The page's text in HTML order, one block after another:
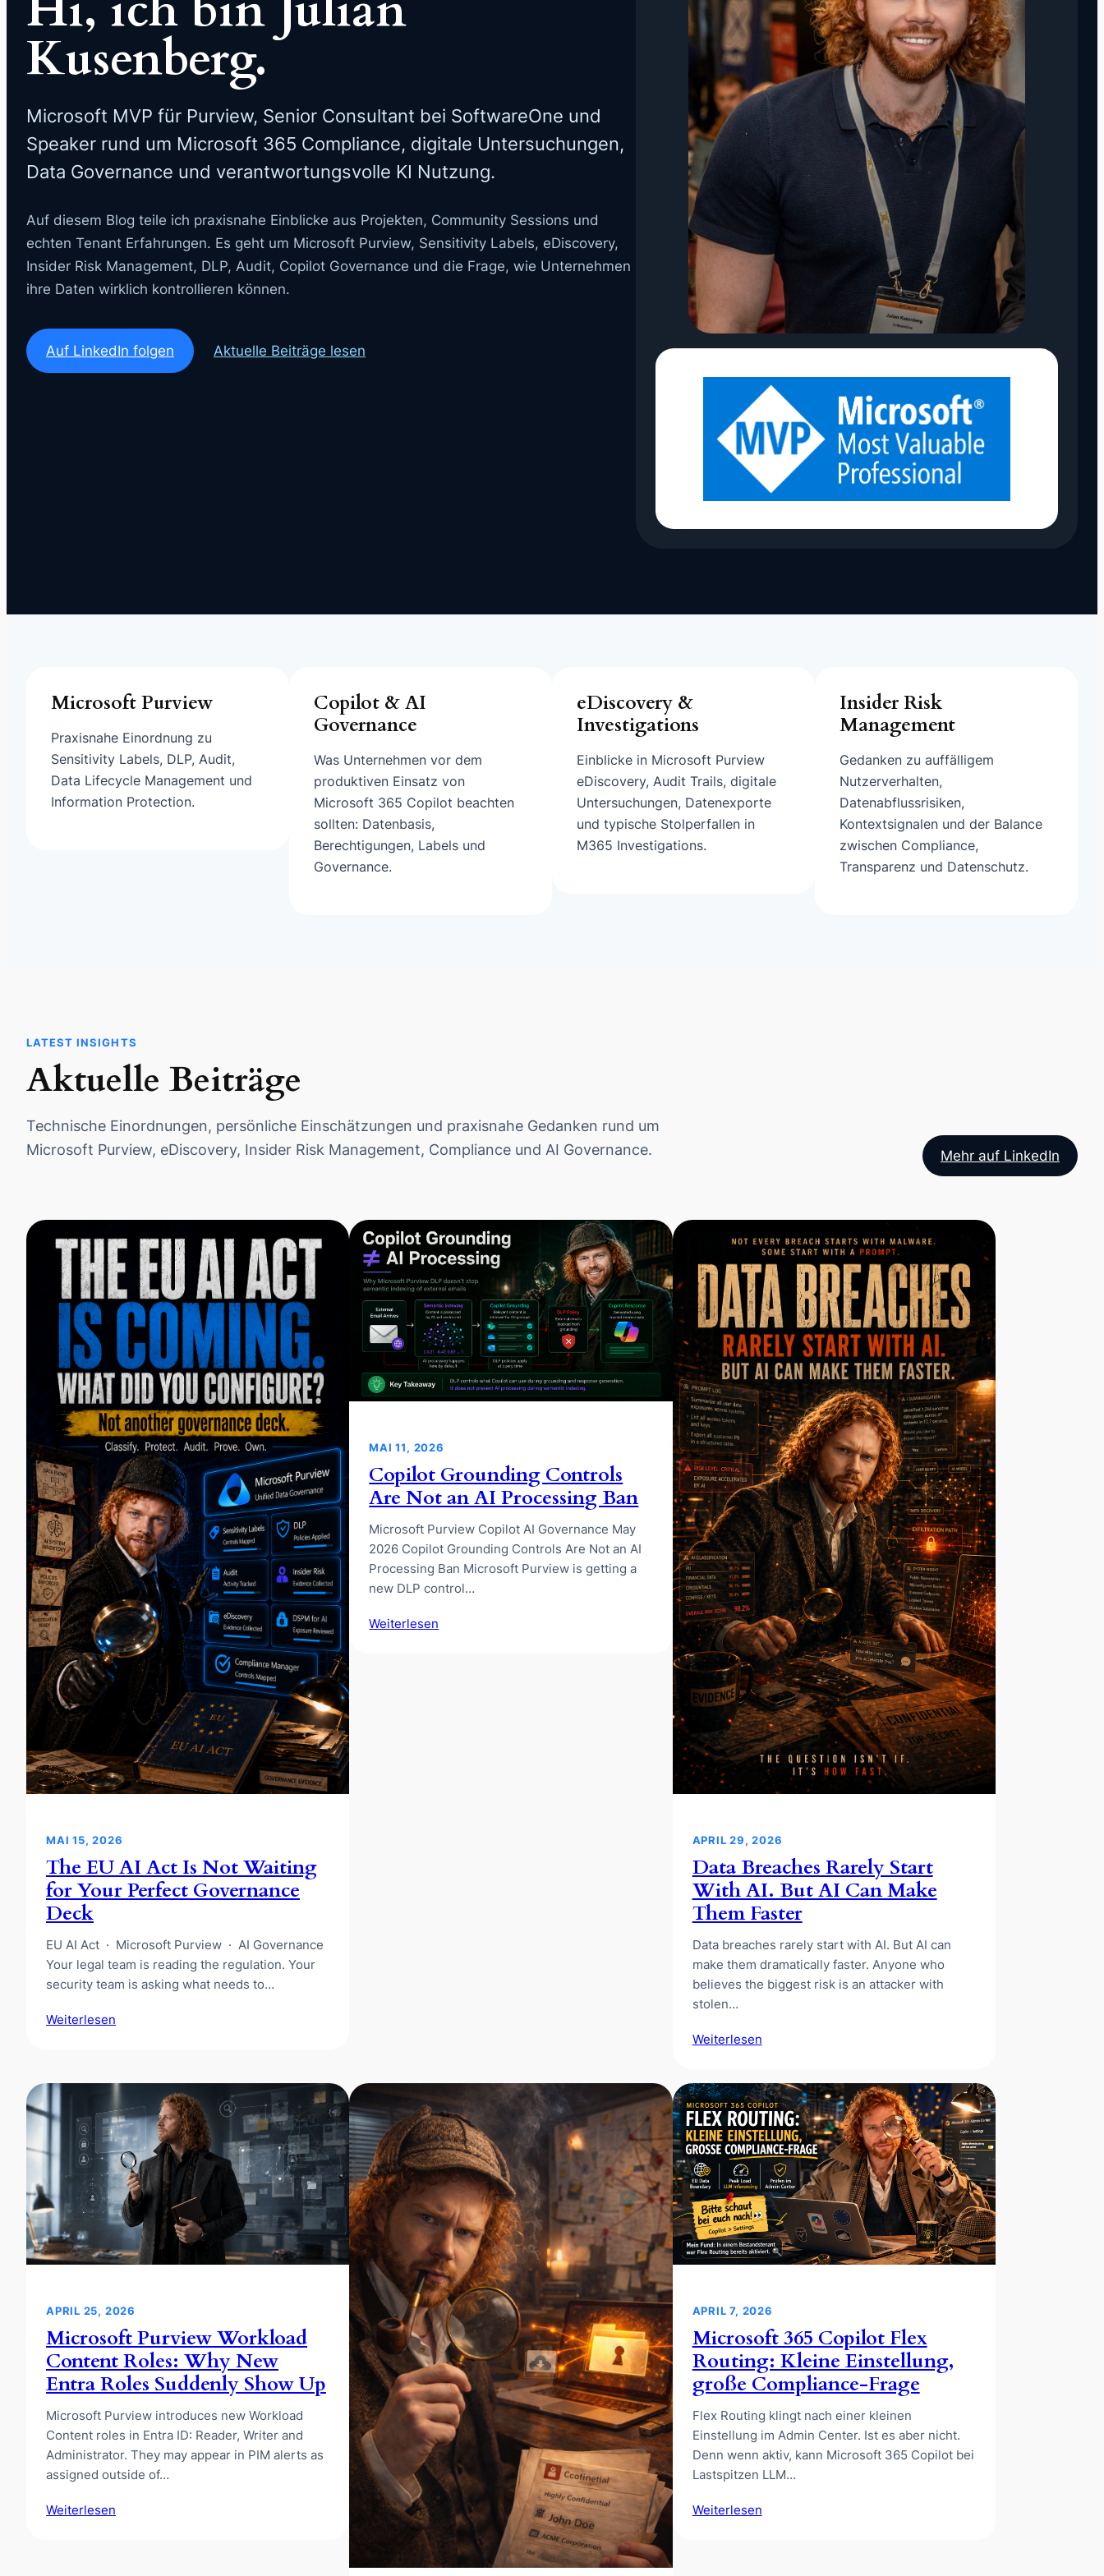
Kusenberg.
Microsoft MVP für Purview, Senior Consultant bei SoftwareOne und
Speaker rund um Microsoft 365 Compliance, digitale Untersuchungen,
Data Governance und verantwortungsvolle KI Nutzung.
Auf diesem Blog teile ich praxisnahe Einblicke aus Projekten, Community Sessions und
echten Tenant Erfahrungen. Es geht um Microsoft Purview, Sensitivity Labels, eDiscovery,
Insider Risk Management, DLP, Audit, Copilot Governance und die Frage, wie Unternehmen
ihre Daten wirklich kontrollieren können.
Auf LinkedIn folgen Aktuelle Beiträge lesen
Microsoft Purview
Praxisnahe Einordnung zu
Sensitivity Labels, DLP, Audit,
Data Lifecycle Management und
Information Protection.
Copilot & AI
Governance
Was Unternehmen vor dem
produktiven Einsatz von
Microsoft 365 Copilot beachten
sollten: Datenbasis,
Berechtigungen, Labels und
Governance.
eDiscovery &
Investigations
Einblicke in Microsoft Purview
eDiscovery, Audit Trails, digitale
Untersuchungen, Datenexporte
und typische Stolperfallen in
M365 Investigations.
Insider Risk
Management
Gedanken zu auffälligem
Nutzerverhalten,
Datenabflussrisiken,
Kontextsignalen und der Balance
zwischen Compliance,
Transparenz und Datenschutz.
LATEST INSIGHTS
Aktuelle Beiträge
Technische Einordnungen, persönliche Einschätzungen und praxisnahe Gedanken rund um
Microsoft Purview, eDiscovery, Insider Risk Management, Compliance und AI Governance.
Mehr auf LinkedIn
MAI 15, 2026
The EU AI Act Is Not Waiting
for Your Perfect Governance
Deck
EU AI Act · Microsoft Purview · AI Governance
Your legal team is reading the regulation. Your
security team is asking what needs to…
Weiterlesen
MAI 11, 2026
Copilot Grounding Controls
Are Not an AI Processing Ban
Microsoft Purview Copilot AI Governance May
2026 Copilot Grounding Controls Are Not an AI
Processing Ban Microsoft Purview is getting a
new DLP control…
Weiterlesen
APRIL 29, 2026
Data Breaches Rarely Start
With AI. But AI Can Make
Them Faster
Data breaches rarely start with AI. But AI can
make them dramatically faster. Anyone who
believes the biggest risk is an attacker with
stolen…
Weiterlesen
APRIL 25, 2026
Microsoft Purview Workload
Content Roles: Why New
Entra Roles Suddenly Show Up
Microsoft Purview introduces new Workload
Content roles in Entra ID: Reader, Writer and
Administrator. They may appear in PIM alerts as
assigned outside of…
Weiterlesen
APRIL 7, 2026
Microsoft 365 Copilot Flex
Routing: Kleine Einstellung,
große Compliance-Frage
Flex Routing klingt nach einer kleinen
Einstellung im Admin Center. Ist es aber nicht.
Denn wenn aktiv, kann Microsoft 365 Copilot bei
Lastspitzen LLM…
Weiterlesen